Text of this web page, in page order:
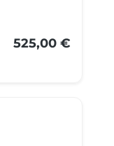
525,00 €